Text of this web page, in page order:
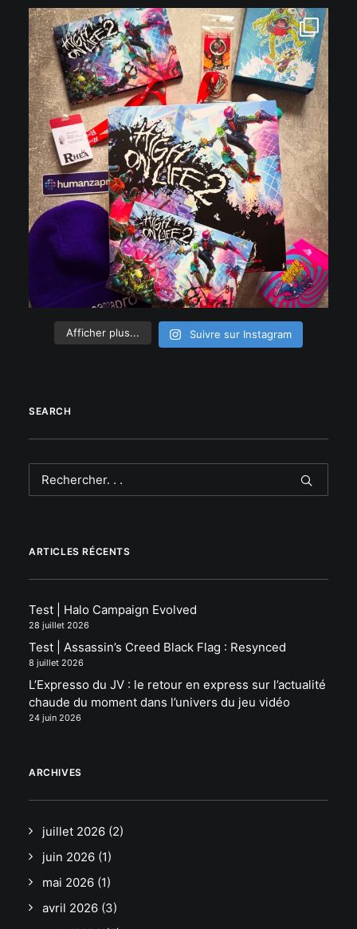
Afficher plus... Suivre sur Instagram
SEARCH
ARTICLES RÉCENTS
Test | Halo Campaign Evolved
28 juillet 2026
Test | Assassin’s Creed Black Flag : Resynced
8 juillet 2026
L’Expresso du JV : le retour en express sur l’actualité
chaude du moment dans l’univers du jeu vidéo
24 juin 2026
ARCHIVES
juillet 2026 (2)
juin 2026 (1)
mai 2026 (1)
avril 2026 (3)